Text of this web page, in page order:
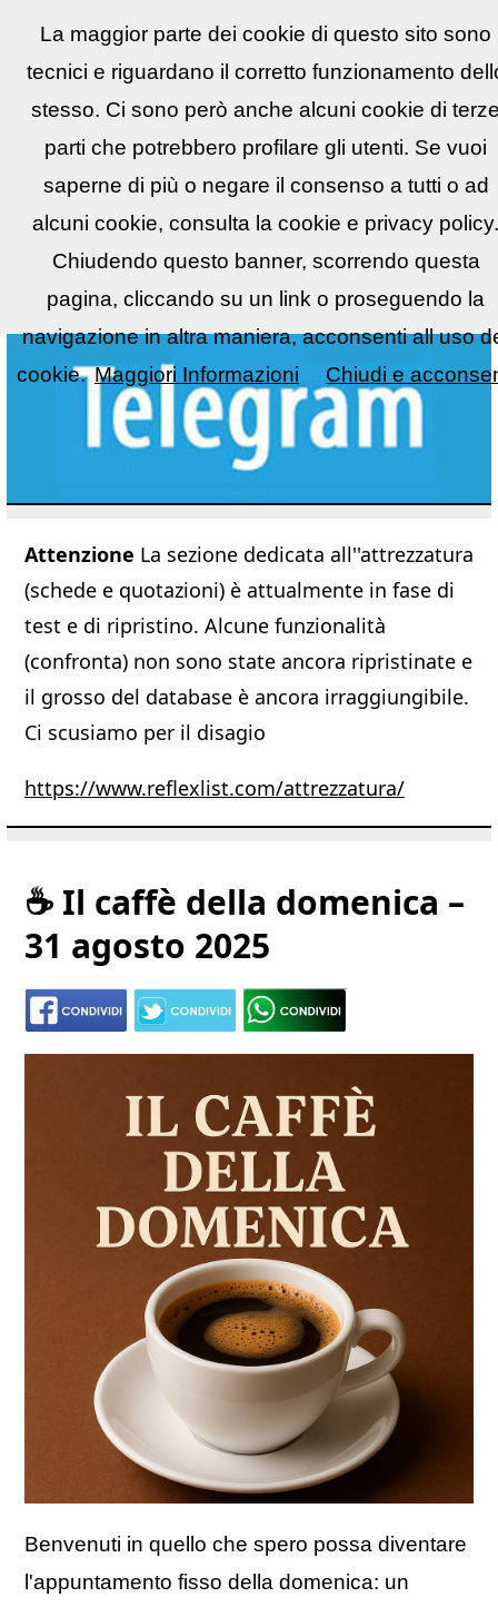
ReflexLIST▼
Attenzione La sezione dedicata all''attrezzatura
(schede e quotazioni) è attualmente in fase di
test e di ripristino. Alcune funzionalità
(confronta) non sono state ancora ripristinate e
il grosso del database è ancora irraggiungibile.
Ci scusiamo per il disagio
https://www.reflexlist.com/attrezzatura/
☕ Il caffè della domenica –
31 agosto 2025
Benvenuti in quello che spero possa diventare
l'appuntamento fisso della domenica: un
La maggior parte dei cookie di questo sito sono
tecnici e riguardano il corretto funzionamento
stesso. Ci sono però anche alcuni cookie di
parti che potrebbero profilare gli utenti. Se vuoi
saperne di più o negare il consenso a tutti o ad
alcuni cookie, consulta la cookie e privacy policy.
Chiudendo questo banner, scorrendo questa
pagina, cliccando su un link o proseguendo la
navigazione in altra maniera, acconsenti all uso
cookie. Maggiori Informazioni Chiudi e